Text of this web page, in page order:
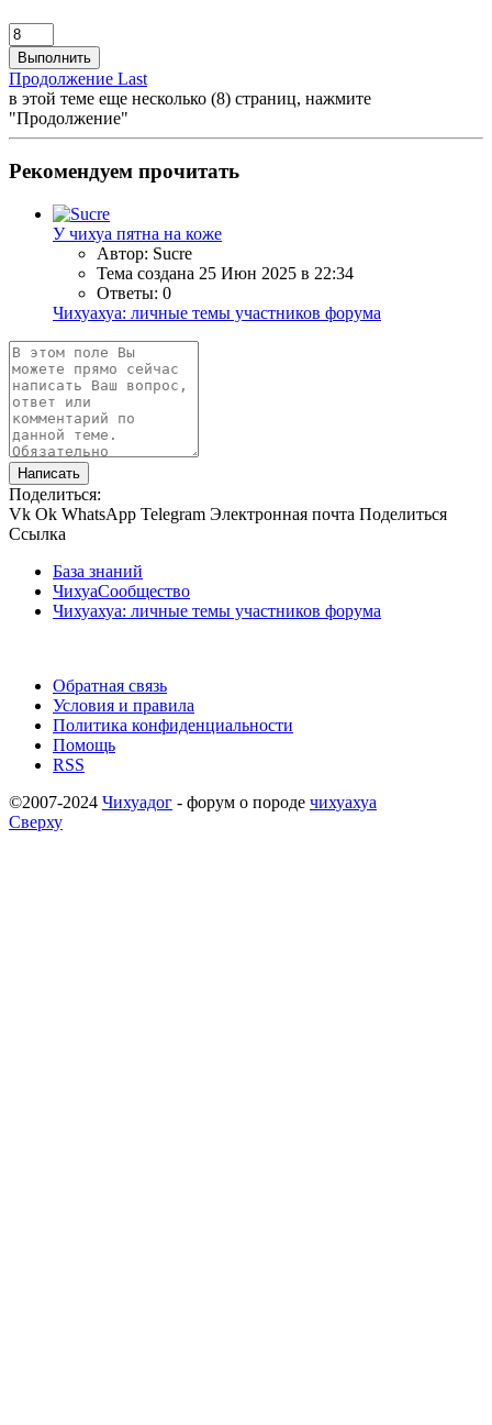
Выполнить
Продолжение Last
в этой теме еще несколько (8) страниц, нажмите
"Продолжение"
Рекомендуем прочитать
У чихуа пятна на коже
Автор: Sucre
Тема создана 25 Июн 2025 в 22:34
Ответы: 0
Чихуахуа: личные темы участников форума
Написать
Поделиться:
Vk Ok WhatsApp Telegram Электронная почта Поделиться
Ссылка
База знаний
ЧихуаСообщество
Чихуахуа: личные темы участников форума
Обратная связь
Условия и правила
Политика конфиденциальности
Помощь
RSS
©2007-2024 Чихуадог - форум о породе чихуахуа
Сверху